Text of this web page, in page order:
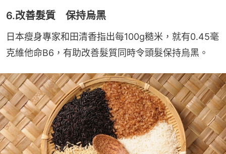
6.改善髮質 保持烏黑
日本瘦身專家和田清香指出每100g糙米，就有0.45毫
克維他命B6，有助改善髮質同時令頭髮保持烏黑。